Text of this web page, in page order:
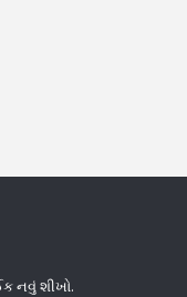
નવું શીખો.